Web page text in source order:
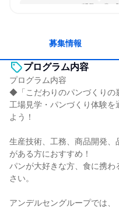
コミュニケーションが活発 常に
募集情報
プログラム内容
プログラム内容
◆「こだわりのパンづくりの
工場見学・パンづくり体験
よう！
生産技術、工務、商品開発
がある方におすすめ！
パンが大好きな方、食に携
さい。
アンデルセングループでは